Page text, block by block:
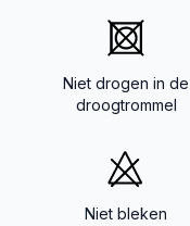
Niet drogen in de
droogtrommel
Niet bleken